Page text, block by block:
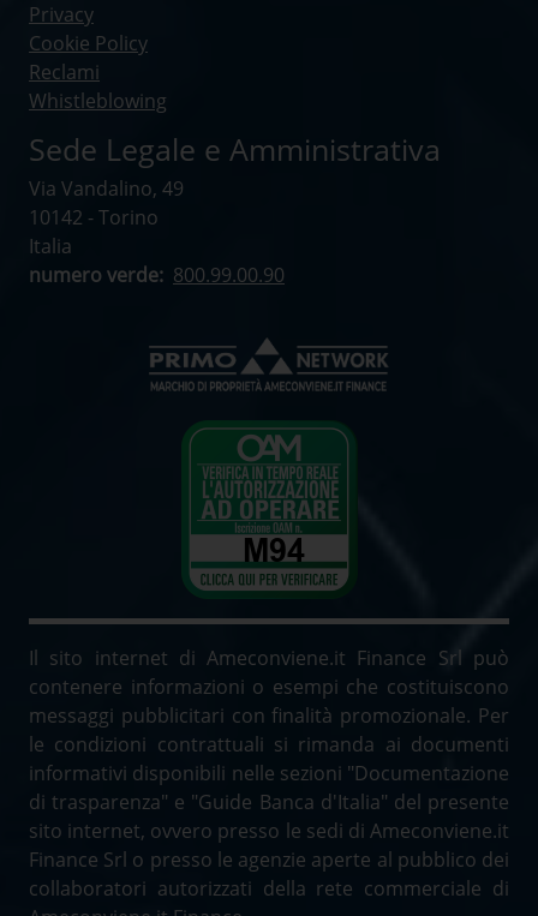
Privacy
Cookie Policy
Reclami
Whistleblowing
Sede Legale e Amministrativa
Via Vandalino, 49
10142 - Torino
Italia
numero verde: 800.99.00.90
Il sito internet di Ameconviene.it Finance Srl può
contenere informazioni o esempi che costituiscono
messaggi pubblicitari con finalità promozionale. Per
le condizioni contrattuali si rimanda ai documenti
informativi disponibili nelle sezioni "Documentazione
di trasparenza" e "Guide Banca d'Italia" del presente
sito internet, ovvero presso le sedi di Ameconviene.it
Finance Srl o presso le agenzie aperte al pubblico dei
collaboratori autorizzati della rete commerciale di